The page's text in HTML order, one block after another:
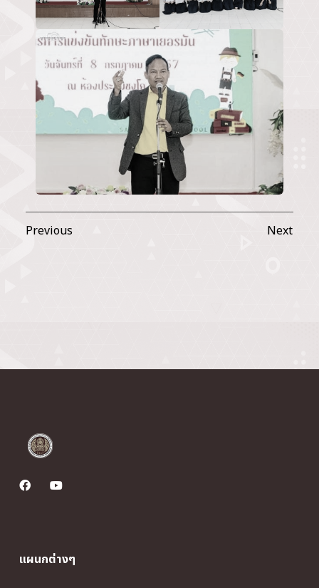
Previous Next
แผนกต่างๆ